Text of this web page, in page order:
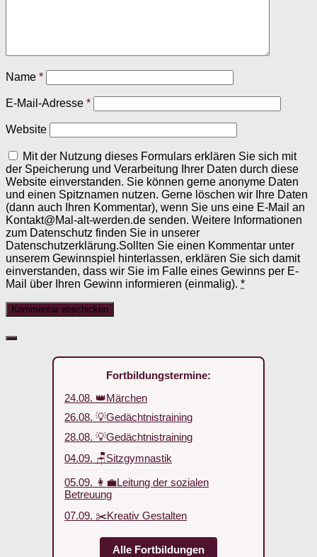
Name *
E-Mail-Adresse *
Website
Mit der Nutzung dieses Formulars erklären Sie sich mit
der Speicherung und Verarbeitung Ihrer Daten durch diese
Website einverstanden. Sie können gerne anonyme Daten
und einen Spitznamen nutzen. Gerne löschen wir Ihre Daten
(dann auch Ihren Kommentar), wenn Sie uns eine E-Mail an
Kontakt@Mal-alt-werden.de senden. Weitere Informationen
zum Datenschutz finden Sie in unserer
Datenschutzerklärung.Sollten Sie einen Kommentar unter
unserem Gewinnspiel hinterlassen, erklären Sie sich damit
einverstanden, dass wir Sie im Falle eines Gewinns per E-
Mail über Ihren Gewinn informieren (einmalig). *
Fortbildungstermine:
24.08. 👑Märchen
26.08. 💡Gedächtnistraining
28.08. 💡Gedächtnistraining
04.09. 🪑Sitzgymnastik
05.09. 👩‍💼Leitung der sozialen
Betreuung
07.09. ✂️Kreativ Gestalten
Alle Fortbildungen